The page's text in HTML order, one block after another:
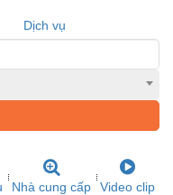
Dịch vụ
Nhà cung cấp Video clip